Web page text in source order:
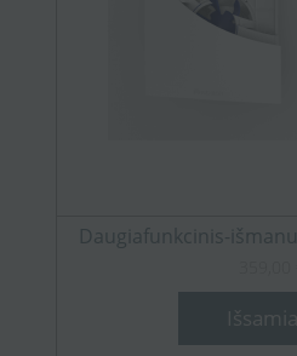
Daugiafunkcinis-